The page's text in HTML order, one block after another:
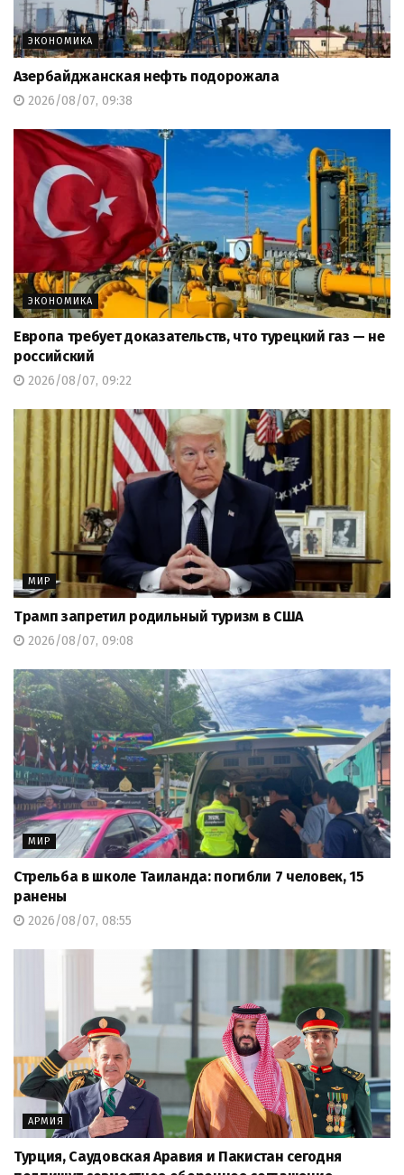
ЭКОНОМИКА
Азербайджанская нефть подорожала
2026/08/07, 09:38
ЭКОНОМИКА
Европа требует доказательств, что турецкий газ — не
российский
2026/08/07, 09:22
МИР
Трамп запретил родильный туризм в США
2026/08/07, 09:08
МИР
Стрельба в школе Таиланда: погибли 7 человек, 15
ранены
2026/08/07, 08:55
АРМИЯ
Турция, Саудовская Аравия и Пакистан сегодня